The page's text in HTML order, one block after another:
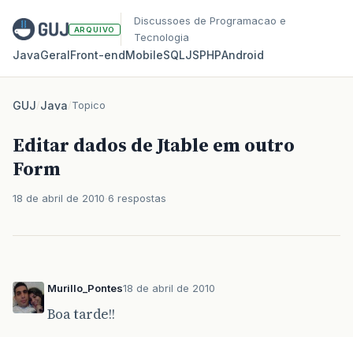
ARQUIVO
Discussoes de Programacao e
Tecnologia
JavaGeralFront‑endMobileSQLJSPHPAndroid
GUJ/Java/Topico
Editar dados de Jtable em outro
Form
18 de abril de 2010 6 respostas
Murillo_Pontes18 de abril de 2010
Boa tarde!!